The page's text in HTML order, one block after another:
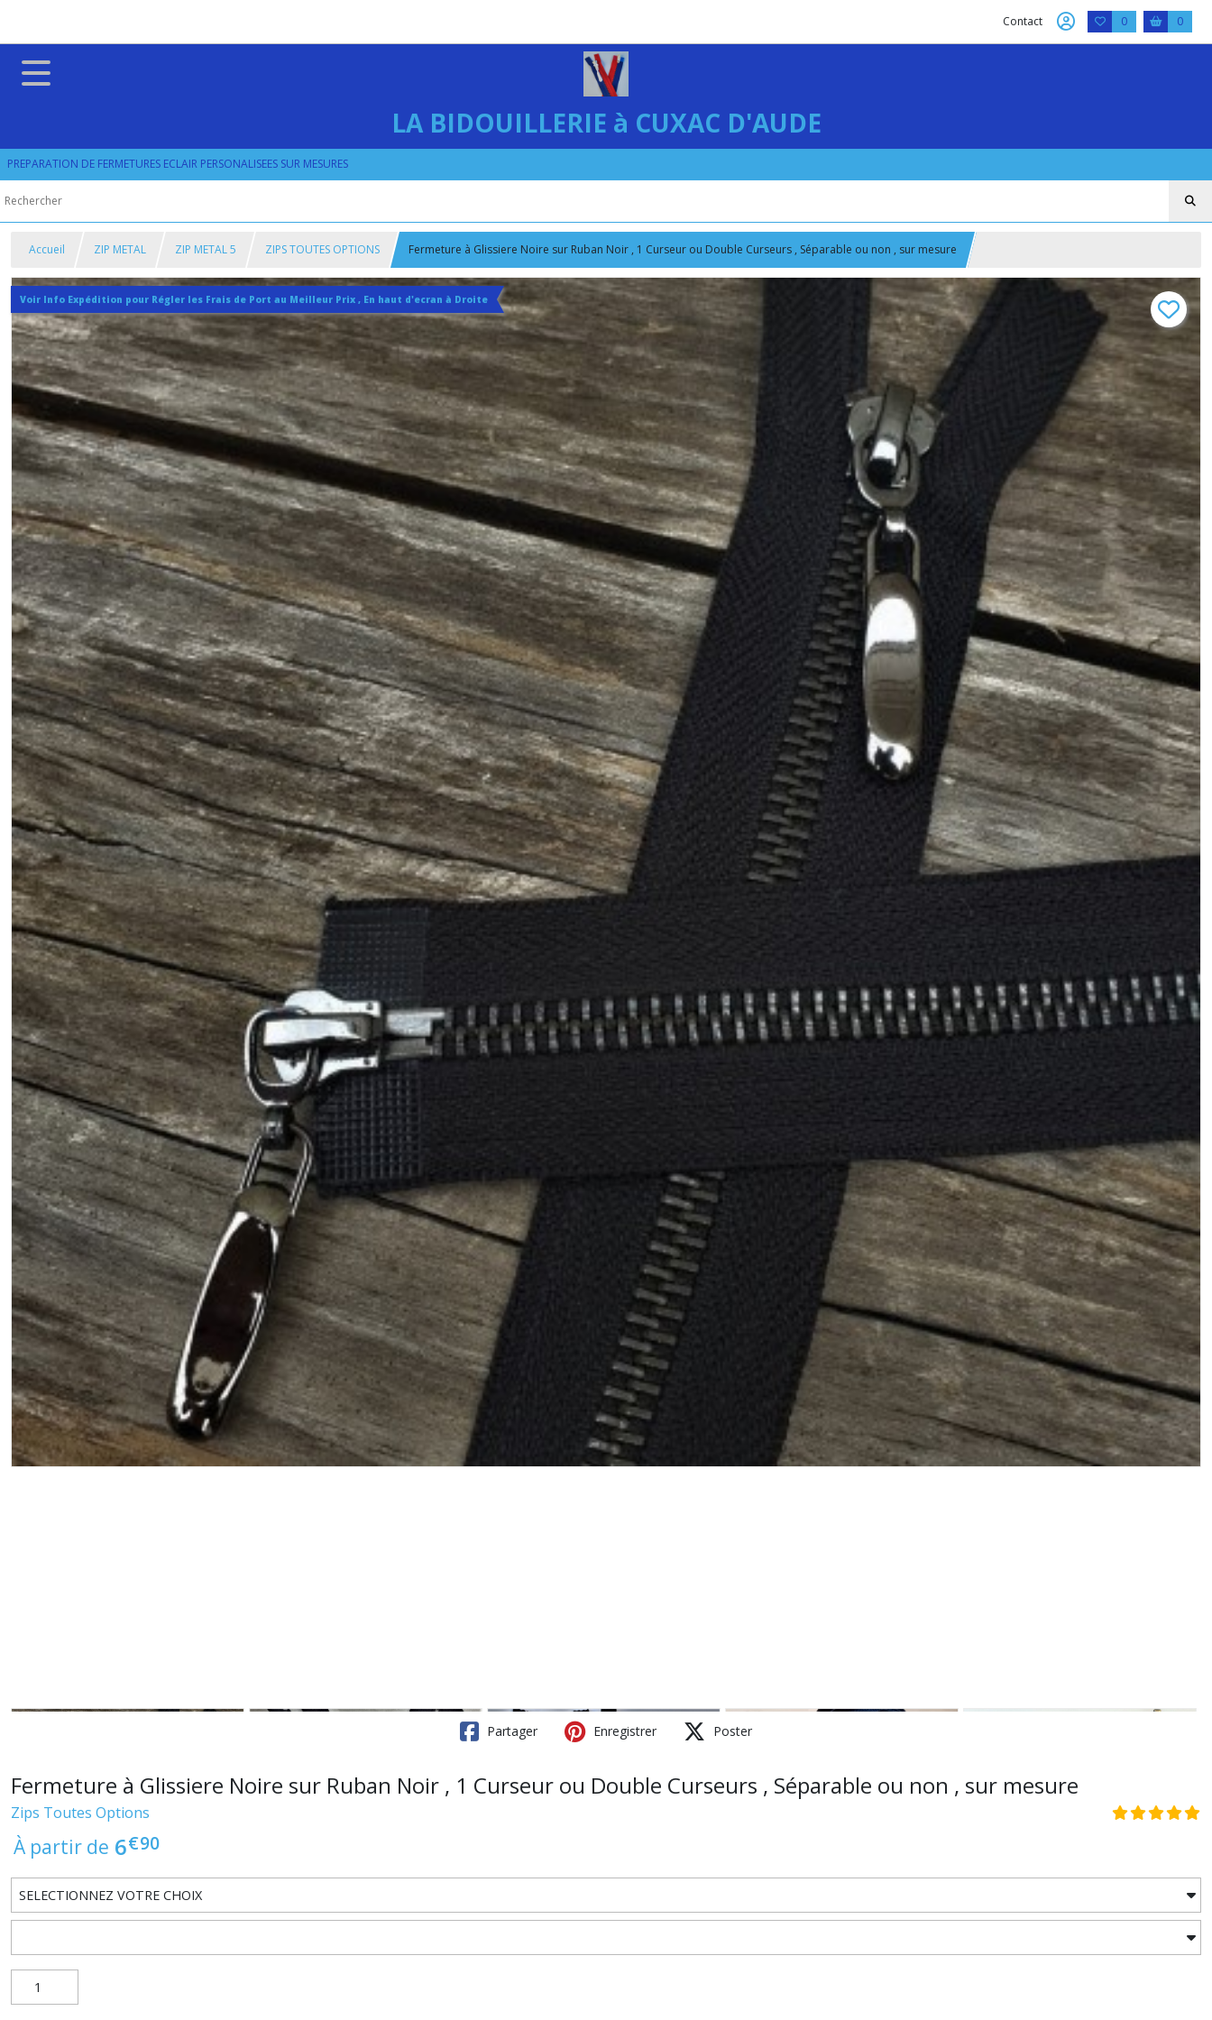
Contact 0 0
LA BIDOUILLERIE à CUXAC D'AUDE
PREPARATION DE FERMETURES ECLAIR PERSONALISEES SUR MESURES
Accueil ZIP METAL ZIP METAL 5 ZIPS TOUTES OPTIONS Fermeture à Glissiere Noire sur Ruban Noir , 1 Curseur ou Double Curseurs , Séparable ou non , sur mesure
Voir Info Expédition pour Régler les Frais de Port au Meilleur Prix , En haut d'ecran à Droite
Partager Enregistrer Poster
Fermeture à Glissiere Noire sur Ruban Noir , 1 Curseur ou Double Curseurs , Séparable ou non , sur mesure
Zips Toutes Options
À partir de 6€90